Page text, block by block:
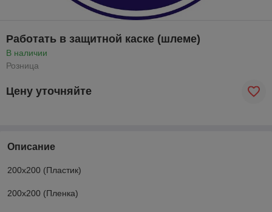
Работать в защитной каске (шлеме)
В наличии
Розница
Цену уточняйте
Описание
200х200 (Пластик)
200х200 (Пленка)